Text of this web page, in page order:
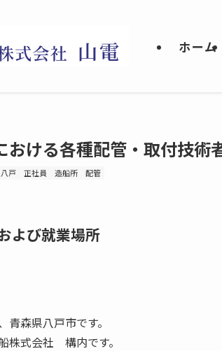
ホーム
おける各種配管・取付技術
八戸 正社員 造船所 配管
よび就業場所
青森県八戸市です。
株式会社 構内です。